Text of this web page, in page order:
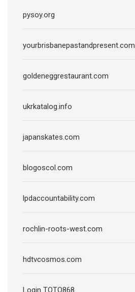
pysoy.org
yourbrisbanepastandpresent.com
goldeneggrestaurant.com
ukrkatalog.info
japanskates.com
blogoscol.com
lpdaccountability.com
rochlin-roots-west.com
hdtvcosmos.com
Login TOTO868